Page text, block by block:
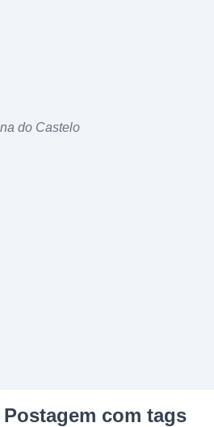
do Castelo
Postagem com tags